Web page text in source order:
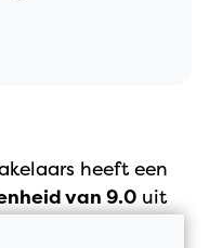
heeft een
van 9.0 uit